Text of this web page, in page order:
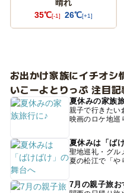
晴れ
35℃[-1] 26℃[+1]
お出かけ家族にイチオシ
いこーよとりっぷ 注目記
夏休みの家族
親子で行きたい
映画のロケ地巡
夏休みは「ば
聖地巡礼・グル
夏の松江で「や
7月の親子旅お